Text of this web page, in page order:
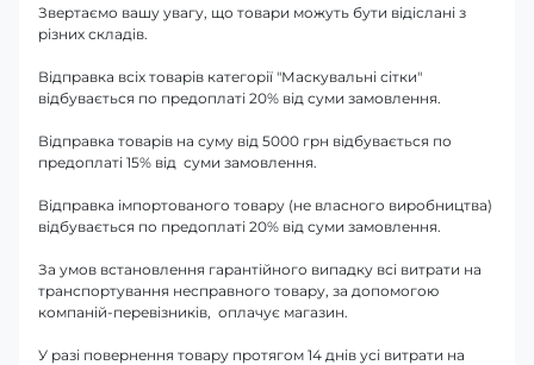
Звертаємо вашу увагу, що товари можуть бути відіслані з
різних складів.
Відправка всіх товарів категорії "Маскувальні сітки"
відбувається по предоплаті 20% від суми замовлення.
Відправка товарів на суму від 5000 грн відбувається по
предоплаті 15% від суми замовлення.
Відправка імпортованого товару (не власного виробництва)
відбувається по предоплаті 20% від суми замовлення.
За умов встановлення гарантійного випадку всі витрати на
транспортування несправного товару, за допомогою
компаній-перевізників, оплачує магазин.
У разі повернення товару протягом 14 днів усі витрати на